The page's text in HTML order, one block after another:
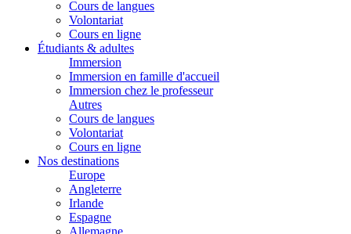
Cours de langues
Volontariat
Cours en ligne
Étudiants & adultes
Immersion
Immersion en famille d'accueil
Immersion chez le professeur
Autres
Cours de langues
Volontariat
Cours en ligne
Nos destinations
Europe
Angleterre
Irlande
Espagne
Allemagne